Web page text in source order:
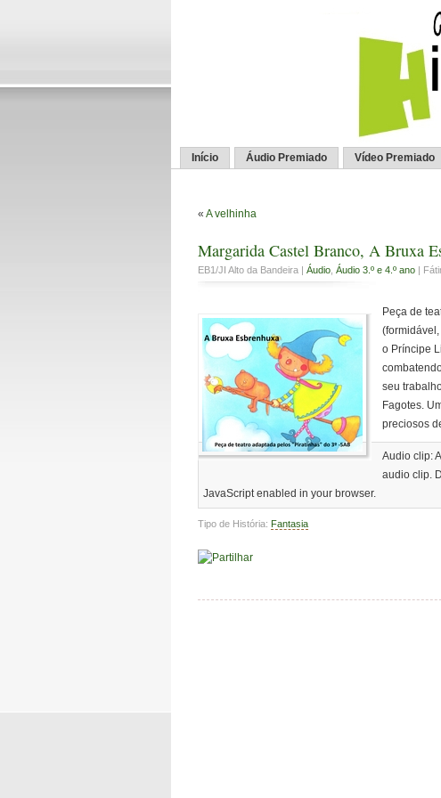
Início Áudio Premiado Vídeo Premiado
« A velhinha
Margarida Castel Branco, A Bruxa
EB1/JI Alto da Bandeira | Áudio Áudio 3.º e 4.º ano |
Peça de
o Príncipe
seu
Fagotes.
preciosos
Audio clip:
audio clip.
JavaScript enabled in your browser.
Tipo de História: Fantasia